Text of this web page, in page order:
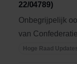
22/04789)
Onbegrijpelijk
van
lid ...
Hoge Raad